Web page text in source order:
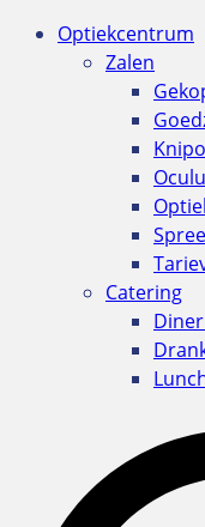
Optiekcentrum
Zalen
Catering